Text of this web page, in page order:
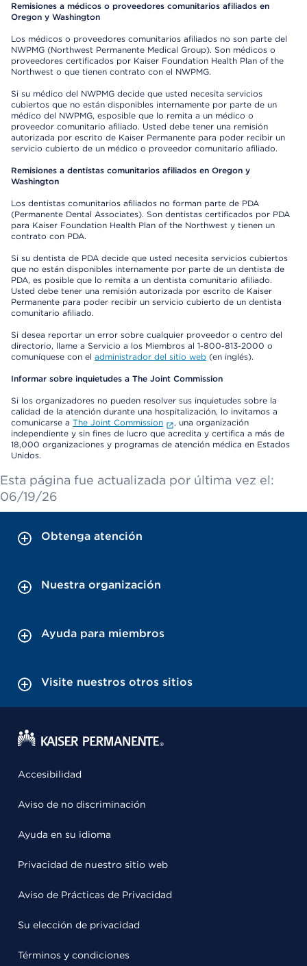
Remisiones a médicos o proveedores comunitarios afiliados en
Oregon y Washington
Los médicos o proveedores comunitarios afiliados no son parte del
NWPMG (Northwest Permanente Medical Group). Son médicos o
proveedores certificados por Kaiser Foundation Health Plan of the
Northwest o que tienen contrato con el NWPMG.
Si su médico del NWPMG decide que usted necesita servicios
cubiertos que no están disponibles internamente por parte de un
médico del NWPMG, esposible que lo remita a un médico o
proveedor comunitario afiliado. Usted debe tener una remisión
autorizada por escrito de Kaiser Permanente para poder recibir un
servicio cubierto de un médico o proveedor comunitario afiliado.
Remisiones a dentistas comunitarios afiliados en Oregon y
Washington
Los dentistas comunitarios afiliados no forman parte de PDA
(Permanente Dental Associates). Son dentistas certificados por PDA
para Kaiser Foundation Health Plan of the Northwest y tienen un
contrato con PDA.
Si su dentista de PDA decide que usted necesita servicios cubiertos
que no están disponibles internamente por parte de un dentista de
PDA, es posible que lo remita a un dentista comunitario afiliado.
Usted debe tener una remisión autorizada por escrito de Kaiser
Permanente para poder recibir un servicio cubierto de un dentista
comunitario afiliado.
Si desea reportar un error sobre cualquier proveedor o centro del
directorio, llame a Servicio a los Miembros al 1-800-813-2000 o
comuníquese con el administrador del sitio web (en inglés).
Informar sobre inquietudes a The Joint Commission
Si los organizadores no pueden resolver sus inquietudes sobre la
calidad de la atención durante una hospitalización, lo invitamos a
comunicarse a The Joint Commission
, una organización
independiente y sin fines de lucro que acredita y certifica a más de
18,000 organizaciones y programas de atención médica en Estados
Unidos.
Esta página fue actualizada por última vez el:
06/19/26
Obtenga atención
Nuestra organización
Ayuda para miembros
Visite nuestros otros sitios
Accesibilidad
Aviso de no discriminación
Ayuda en su idioma
Privacidad de nuestro sitio web
Aviso de Prácticas de Privacidad
Su elección de privacidad
Términos y condiciones